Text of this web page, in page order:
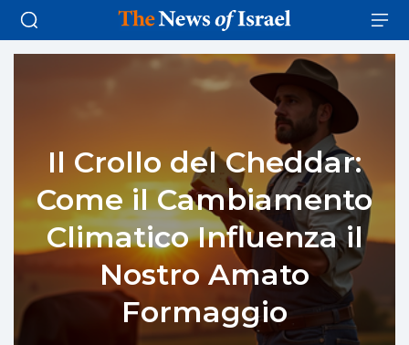
Il Crollo del Cheddar:
Come il Cambiamento
Climatico Influenza il
Nostro Amato
Formaggio